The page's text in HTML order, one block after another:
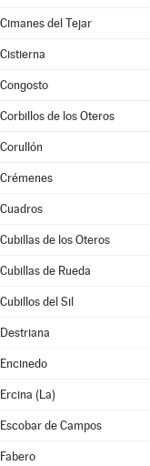
Cimanes del Tejar
Cistierna
Congosto
Corbillos de los Oteros
Corullón
Crémenes
Cuadros
Cubillas de los Oteros
Cubillas de Rueda
Cubillos del Sil
Destriana
Encinedo
Ercina (La)
Escobar de Campos
Fabero